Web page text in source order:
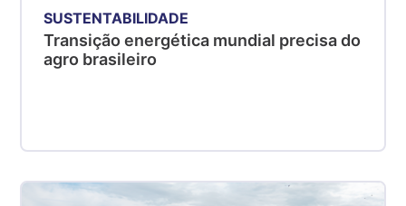
SUSTENTABILIDADE
Transição energética mundial precisa do
agro brasileiro